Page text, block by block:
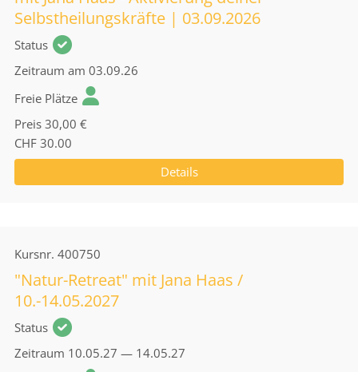
Selbstheilungskräfte | 03.09.2026
Status
Zeitraum am 03.09.26
Freie Plätze
Preis 30,00 €
CHF 30.00
Details
Kursnr. 400750
"Natur-Retreat" mit Jana Haas /
10.-14.05.2027
Status
Zeitraum 10.05.27 — 14.05.27